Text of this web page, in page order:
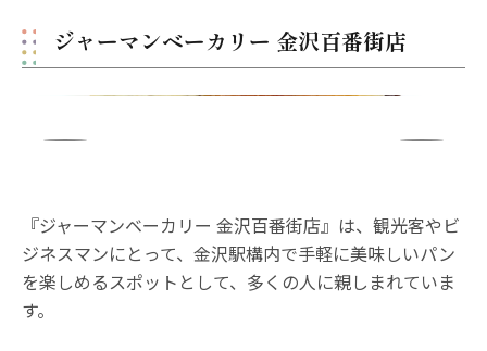
ジャーマンベーカリー 金沢百番街店
『ジャーマンベーカリー 金沢百番街店』は、観光客やビ
ジネスマンにとって、金沢駅構内で手軽に美味しいパン
を楽しめるスポットとして、多くの人に親しまれていま
す。